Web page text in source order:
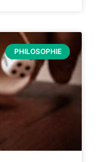
PHILOSOPHIE